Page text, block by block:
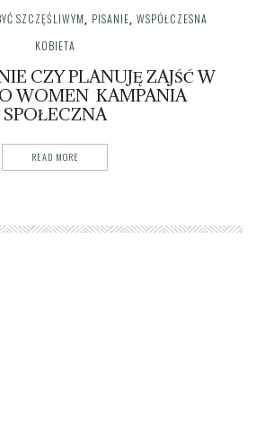
SZCZĘŚLIWYM, PISANIE, WSPÓŁCZESNA
KOBIETA
CZY PLANUJĘ ZAJŚĆ W
WOMEN KAMPANIA
SPOŁECZNA
READ MORE